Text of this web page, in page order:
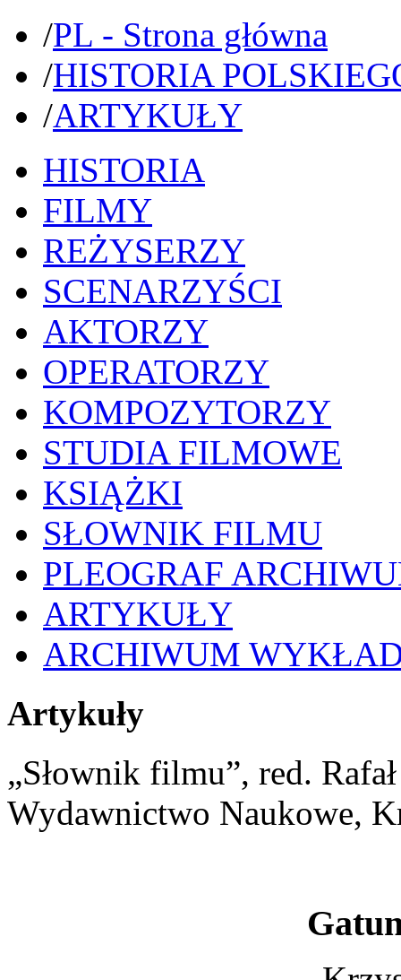
/PL - Strona główna
/HISTORIA
/ARTYKUŁY
HISTORIA
FILMY
REŻYSERZY
SCENARZYŚCI
AKTORZY
OPERATORZY
KOMPOZYTORZY
STUDIA FILMOWE
KSIĄŻKI
SŁOWNIK FILMU
PLEOGRAF
ARTYKUŁY
ARCHIWUM
Artykuły
„Słownik filmu”, red.
Wydawnictwo Naukowe,